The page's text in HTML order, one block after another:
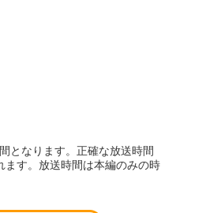
となります。正確な放送時間
ます。放送時間は本編のみの時